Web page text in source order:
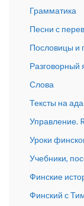
Грамматика
Песни с
Пословицы и
Разговорный
Слова
Тексты на
Управление.
Уроки
Учебники,
Финские
Финский с